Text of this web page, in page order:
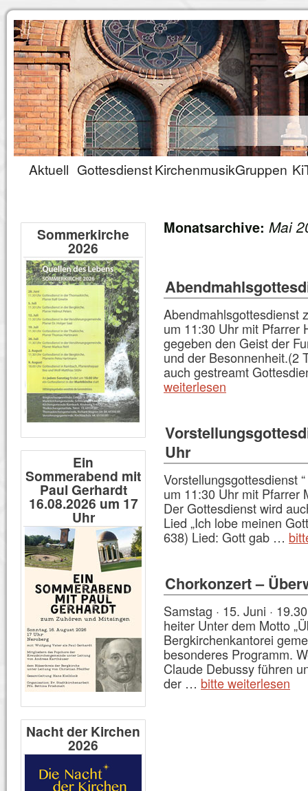
Aktuell GottesdienstKirchenmusikGruppen
Monatsarchive: Mai
Abendmahlsgottesdienst
um 11:30 Uhr mit Pfarrer
gegeben den Geist der
und der Besonnenheit.(2
auch gestreamt
weiterlesen
Uhr
Vorstellungsgottesdienst
um 11:30 Uhr mit Pfarrer
Der Gottesdienst wird
Lied „Ich lobe meinen
638) Lied: Gott gab …
Chorkonzert –
Samstag · 15. Juni ·
heiter Unter dem Motto
Bergkirchenkantorei
besonderes Programm.
Claude Debussy führen
der … bitte weiterlesen
Sommerkirche
2026
Ein
Sommerabend mit
Paul Gerhardt
16.08.2026 um 17
Uhr
Nacht der Kirchen
2026